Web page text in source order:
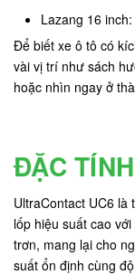
Lazang 16
Để biết xe ô tô có
vài vị trí như sách
hoặc nhìn ngay ở
ĐẶC
UltraContact UC6 là
lốp hiệu suất cao
trơn, mang lại cho
suất ổn định cùng